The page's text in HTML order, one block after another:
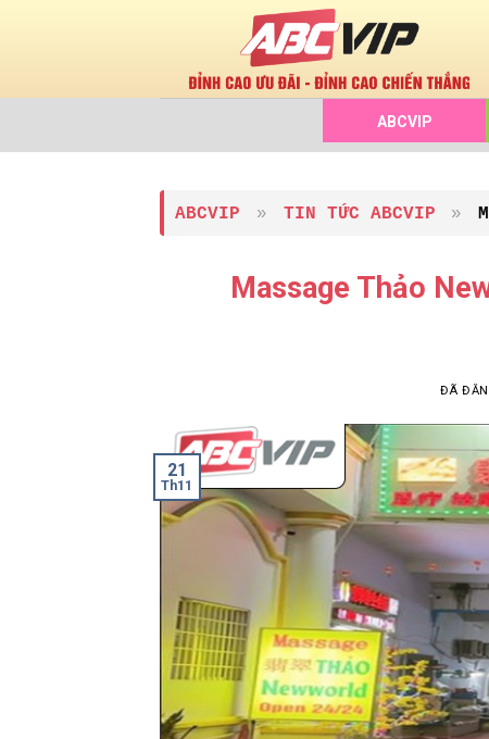
dung
ABCVIP
ABCVIP » TIN TỨC ABCVIP »
Massage Thảo
ĐÃ
21
Th11